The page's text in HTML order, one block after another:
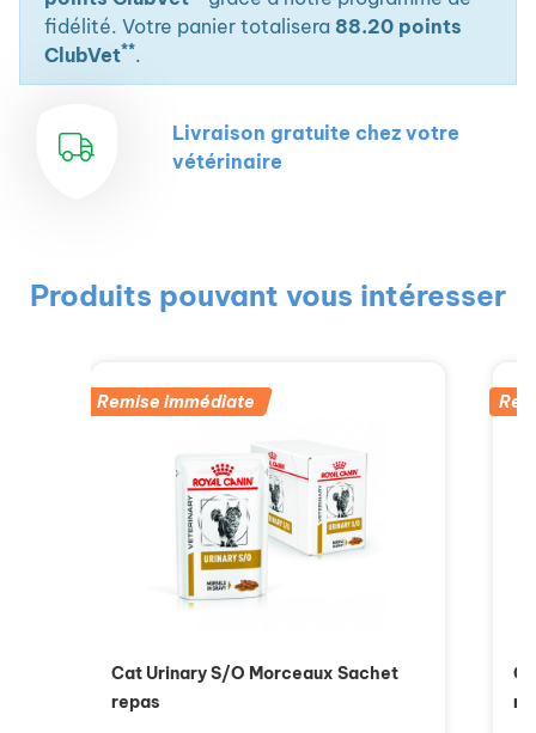
fidélité. Votre panier totalisera 88.20 points
ClubVet**.
Livraison gratuite chez votre
vétérinaire
Produits pouvant vous intéresser
Remise immédiate
Cat Urinary S/O Morceaux Sachet
repas